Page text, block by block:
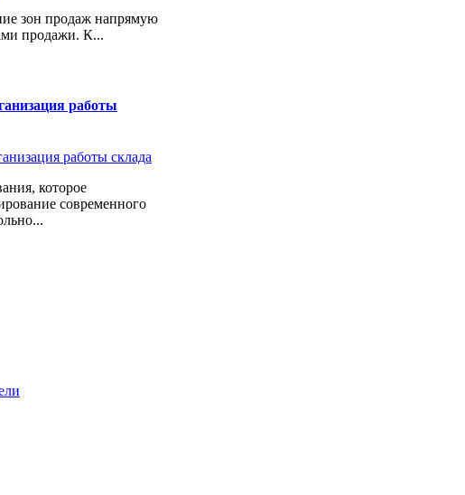
зон продаж напрямую
продажи. К...
работы
которое
современного